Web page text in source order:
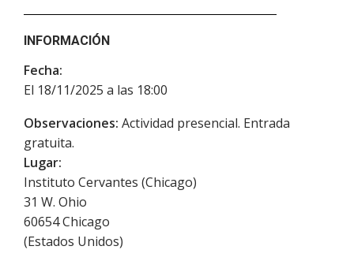
INFORMACIÓN
Fecha:
El 18/11/2025 a las 18:00
Observaciones: Actividad presencial. Entrada
gratuita.
Lugar:
Instituto Cervantes (Chicago)
31 W. Ohio
60654Chicago
(Estados Unidos)